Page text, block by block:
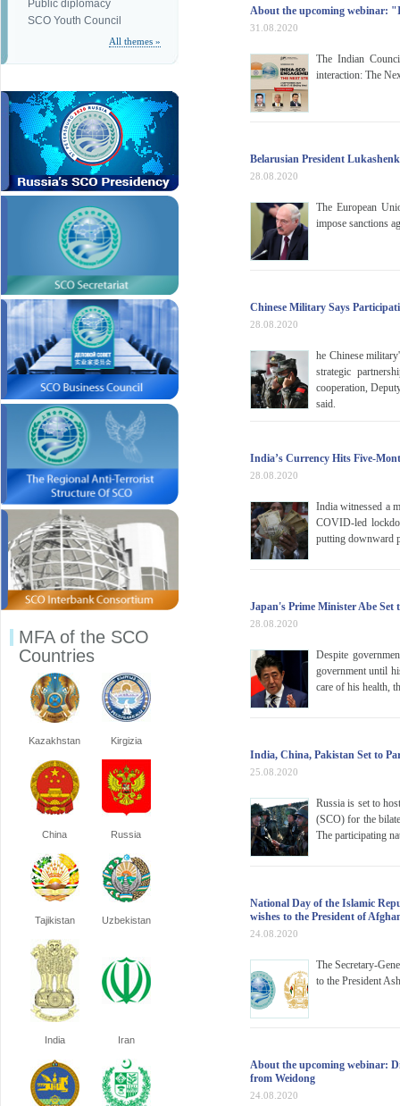
Public diplomacy
SCO Youth Council
All themes »
MFA of the SCO
Countries
Kazakhstan Kirgizia
China Russia
Tajikistan Uzbekistan
India Iran
About the upcoming webinar:
31.08.2020
The Indian
interaction: The
Belarusian President
28.08.2020
The European
impose sanctions
Chinese Military Says
28.08.2020
he Chinese
strategic
cooperation,
said.
India’s Currency Hits Five-
28.08.2020
India witnessed a
COVID-led
putting downward
Japan's Prime Minister Abe Set
28.08.2020
Despite
government until
care of his health,
India, China, Pakistan Set to
25.08.2020
Russia is set to
(SCO) for the
The participating
National Day of the Islamic
wishes to the President of
24.08.2020
The Secretary-
to the President
About the upcoming webinar:
from Weidong
24.08.2020